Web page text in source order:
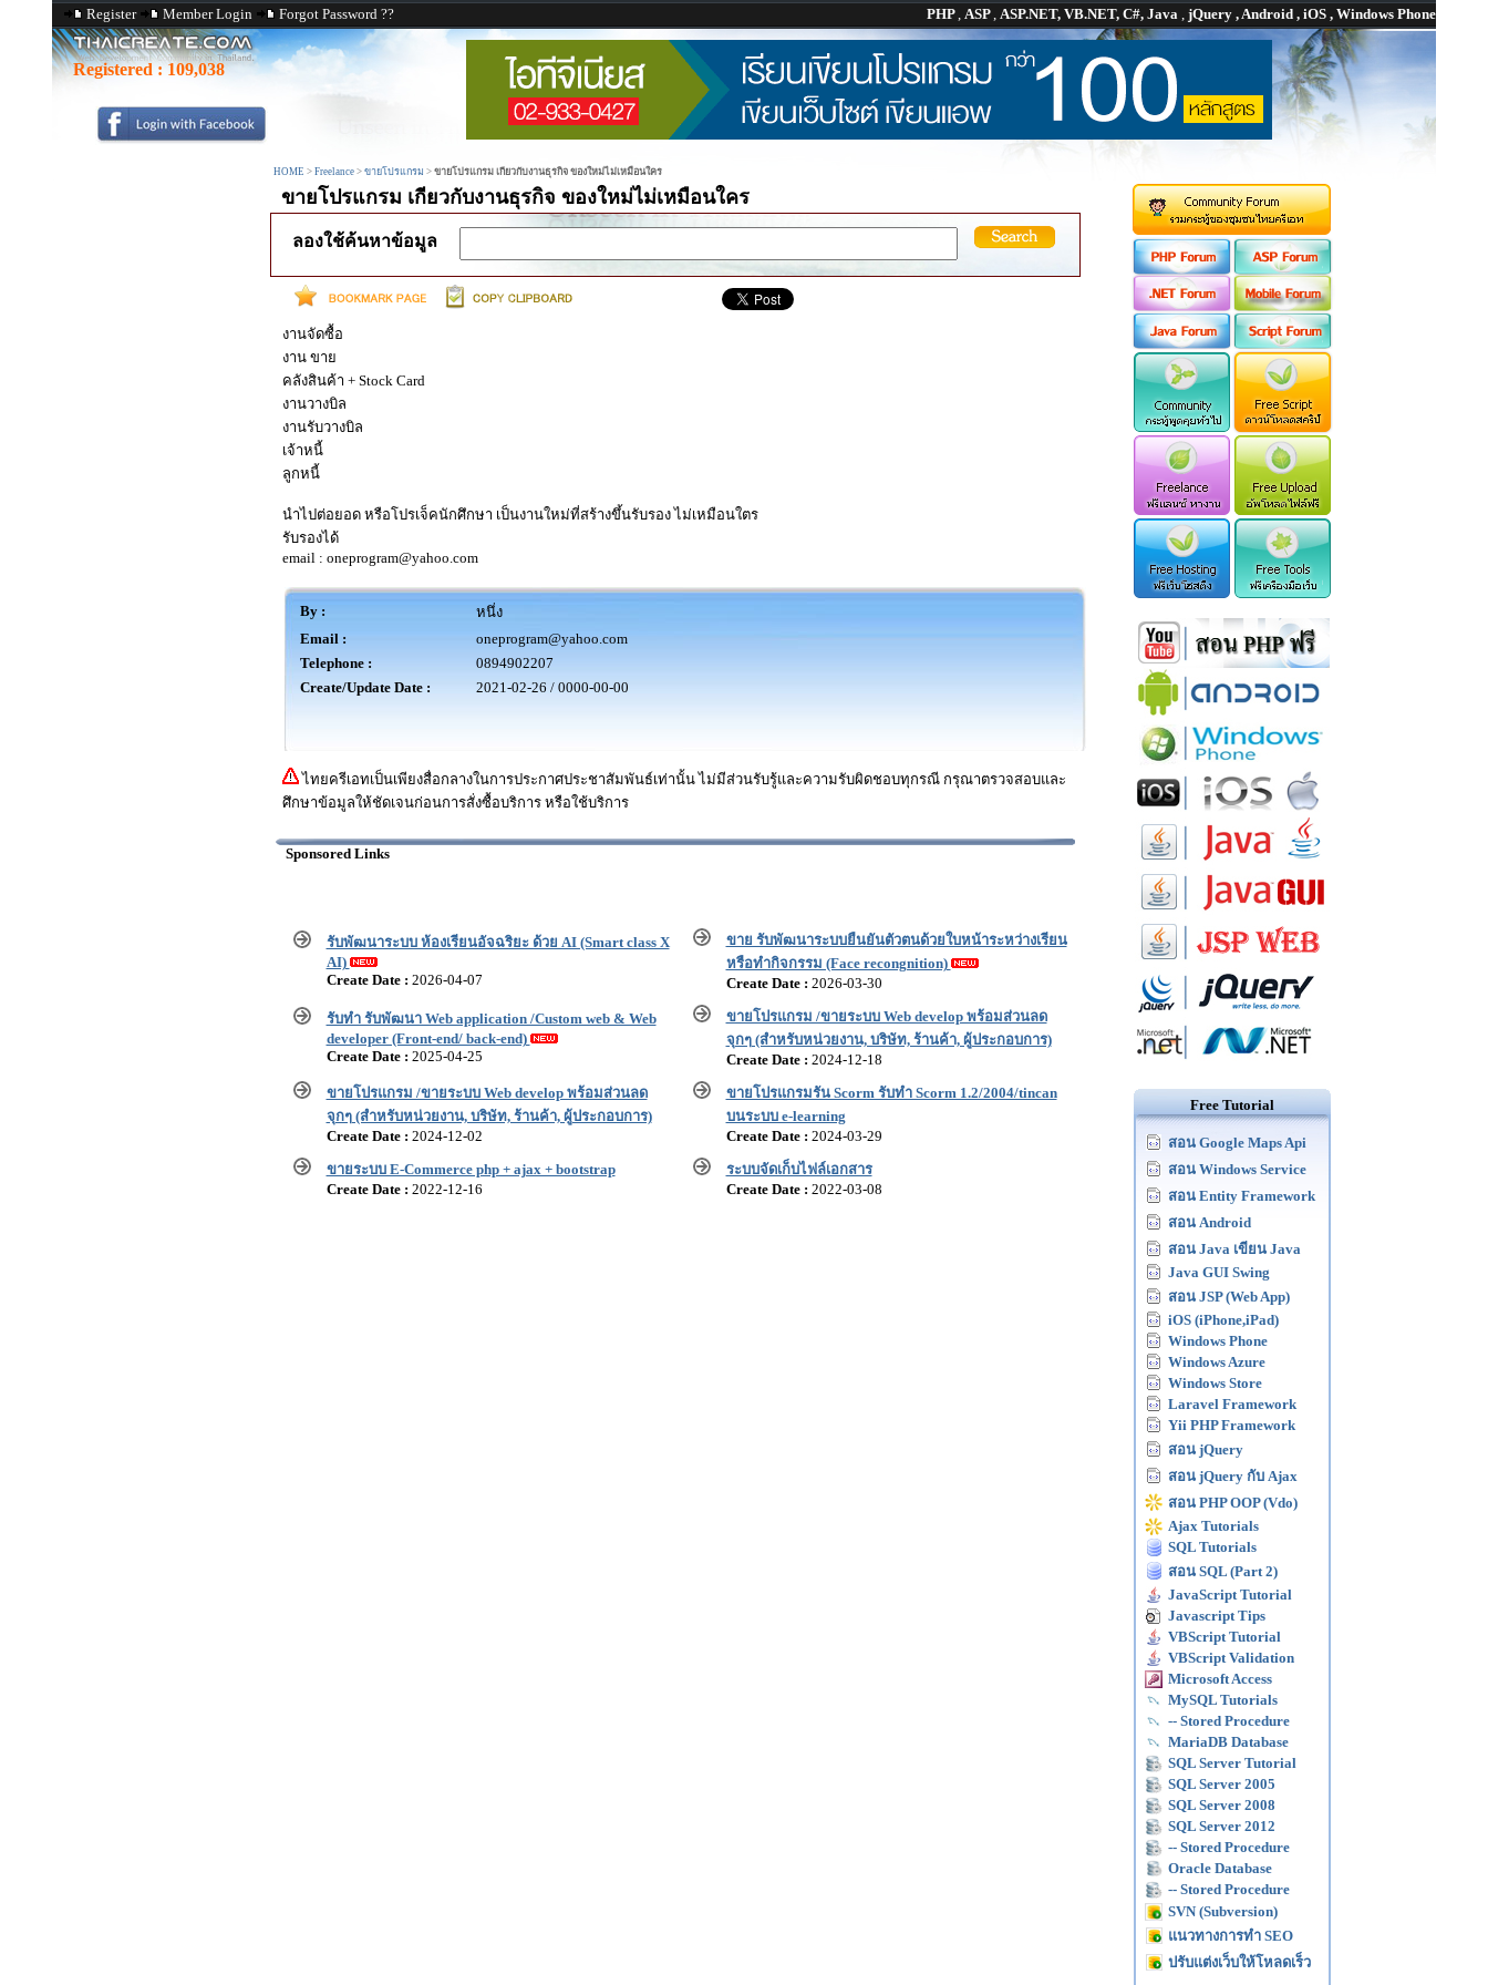
Register Member Login Forgot Password ?? PHP, ASP, ASP.NET, VB.NET, C#, Java , jQuery , Android , iOS , Windows Phone
Registered : 109,038
HOME > Freelance > ขายโปรแกรม > ขายโปรแกรม เกียวกับงานธุรกิจ ของใหม่ไม่เหมือนใคร
ขายโปรแกรม เกียวกับงานธุรกิจ ของใหม่ไม่เหมือนใคร
ลองใช้ค้นหาข้อมูล
งานจัดซื้อ
งาน ขาย
คลังสินค้า + Stock Card
งานวางบิล
งานรับวางบิล
เจ้าหนี้
ลูกหนี้
นำไปต่อยอด หรือโปรเจ็คนักศึกษา เป็นงานใหม่ที่สร้างขึ้นรับรอง ไม่เหมือนใตร
รับรองได้
email : oneprogram@yahoo.com
By :
หนึ่ง
Email :
oneprogram@yahoo.com
Telephone :
0894902207
Create/Update Date :
2021-02-26 / 0000-00-00
ไทยครีเอทเป็นเพียงสื่อกลางในการประกาศประชาสัมพันธ์เท่านั้น ไม่มีส่วนรับรู้และความรับผิดชอบทุกรณี กรุณาตรวจสอบและ
ศึกษาข้อมูลให้ชัดเจนก่อนการสั่งซื้อบริการ หรือใช้บริการ
Sponsored Links
รับพัฒนาระบบ ห้องเรียนอัจฉริยะ ด้วย AI (Smart class X
AI)
Create Date : 2026-04-07
ขาย รับพัฒนาระบบยืนยันตัวตนด้วยใบหน้าระหว่างเรียน
หรือทำกิจกรรม (Face recongnition)
Create Date : 2026-03-30
รับทำ รับพัฒนา Web application /Custom web & Web
developer (Front-end/ back-end)
Create Date : 2025-04-25
ขายโปรแกรม /ขายระบบ Web develop พร้อมส่วนลด
จุกๆ (สำหรับหน่วยงาน, บริษัท, ร้านค้า, ผู้ประกอบการ)
Create Date : 2024-12-18
ขายโปรแกรม /ขายระบบ Web develop พร้อมส่วนลด
จุกๆ (สำหรับหน่วยงาน, บริษัท, ร้านค้า, ผู้ประกอบการ)
Create Date : 2024-12-02
ขายโปรแกรมรัน Scorm รับทำ Scorm 1.2/2004/tincan
บนระบบ e-learning
Create Date : 2024-03-29
ขายระบบ E-Commerce php + ajax + bootstrap
Create Date : 2022-12-16
ระบบจัดเก็บไฟล์เอกสาร
Create Date : 2022-03-08
Free Tutorial
สอน Google Maps Api
สอน Windows Service
สอน Entity Framework
สอน Android
สอน Java เขียน Java
Java GUI Swing
สอน JSP (Web App)
iOS (iPhone,iPad)
Windows Phone
Windows Azure
Windows Store
Laravel Framework
Yii PHP Framework
สอน jQuery
สอน jQuery กับ Ajax
สอน PHP OOP (Vdo)
Ajax Tutorials
SQL Tutorials
สอน SQL (Part 2)
JavaScript Tutorial
Javascript Tips
VBScript Tutorial
VBScript Validation
Microsoft Access
MySQL Tutorials
-- Stored Procedure
MariaDB Database
SQL Server Tutorial
SQL Server 2005
SQL Server 2008
SQL Server 2012
-- Stored Procedure
Oracle Database
-- Stored Procedure
SVN (Subversion)
แนวทางการทำ SEO
ปรับแต่งเว็บให้โหลดเร็ว